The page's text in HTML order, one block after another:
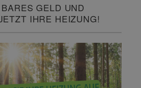
GELD UND
IHRE HEIZUNG!